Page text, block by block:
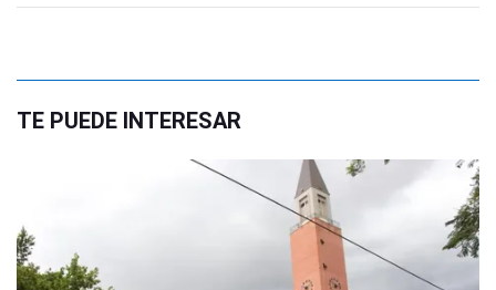
TE PUEDE INTERESAR